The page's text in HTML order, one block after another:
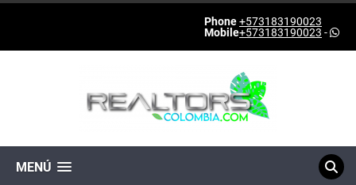
Phone+573183190023
Mobile+573183190023 -
MENÚ